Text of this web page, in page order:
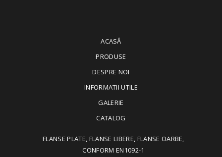
ACASĂ
PRODUSE
DESPRE NOI
INFORMATII UTILE
GALERIE
CATALOG
FLANSE PLATE, FLANSE LIBERE, FLANSE OARBE,
CONFORM EN1092-1